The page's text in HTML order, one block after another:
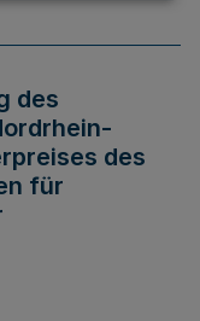
des
des
für